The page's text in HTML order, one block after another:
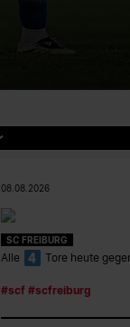
08.08.2026
SC FREIBURG
Alle Tore heute
#scf #scfreiburg